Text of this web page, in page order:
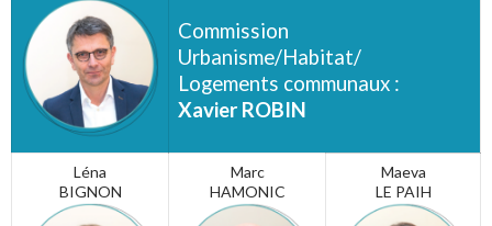
Commission
Urbanisme/Habitat/
Logements communaux :
Xavier ROBIN
Léna
BIGNON
Marc
HAMONIC
Maeva
LE PAIH